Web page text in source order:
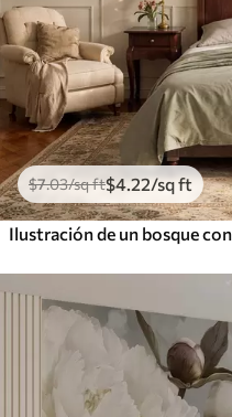
$7.03/sq ft$4.22/sq ft